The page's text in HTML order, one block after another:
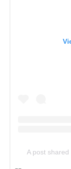
A post